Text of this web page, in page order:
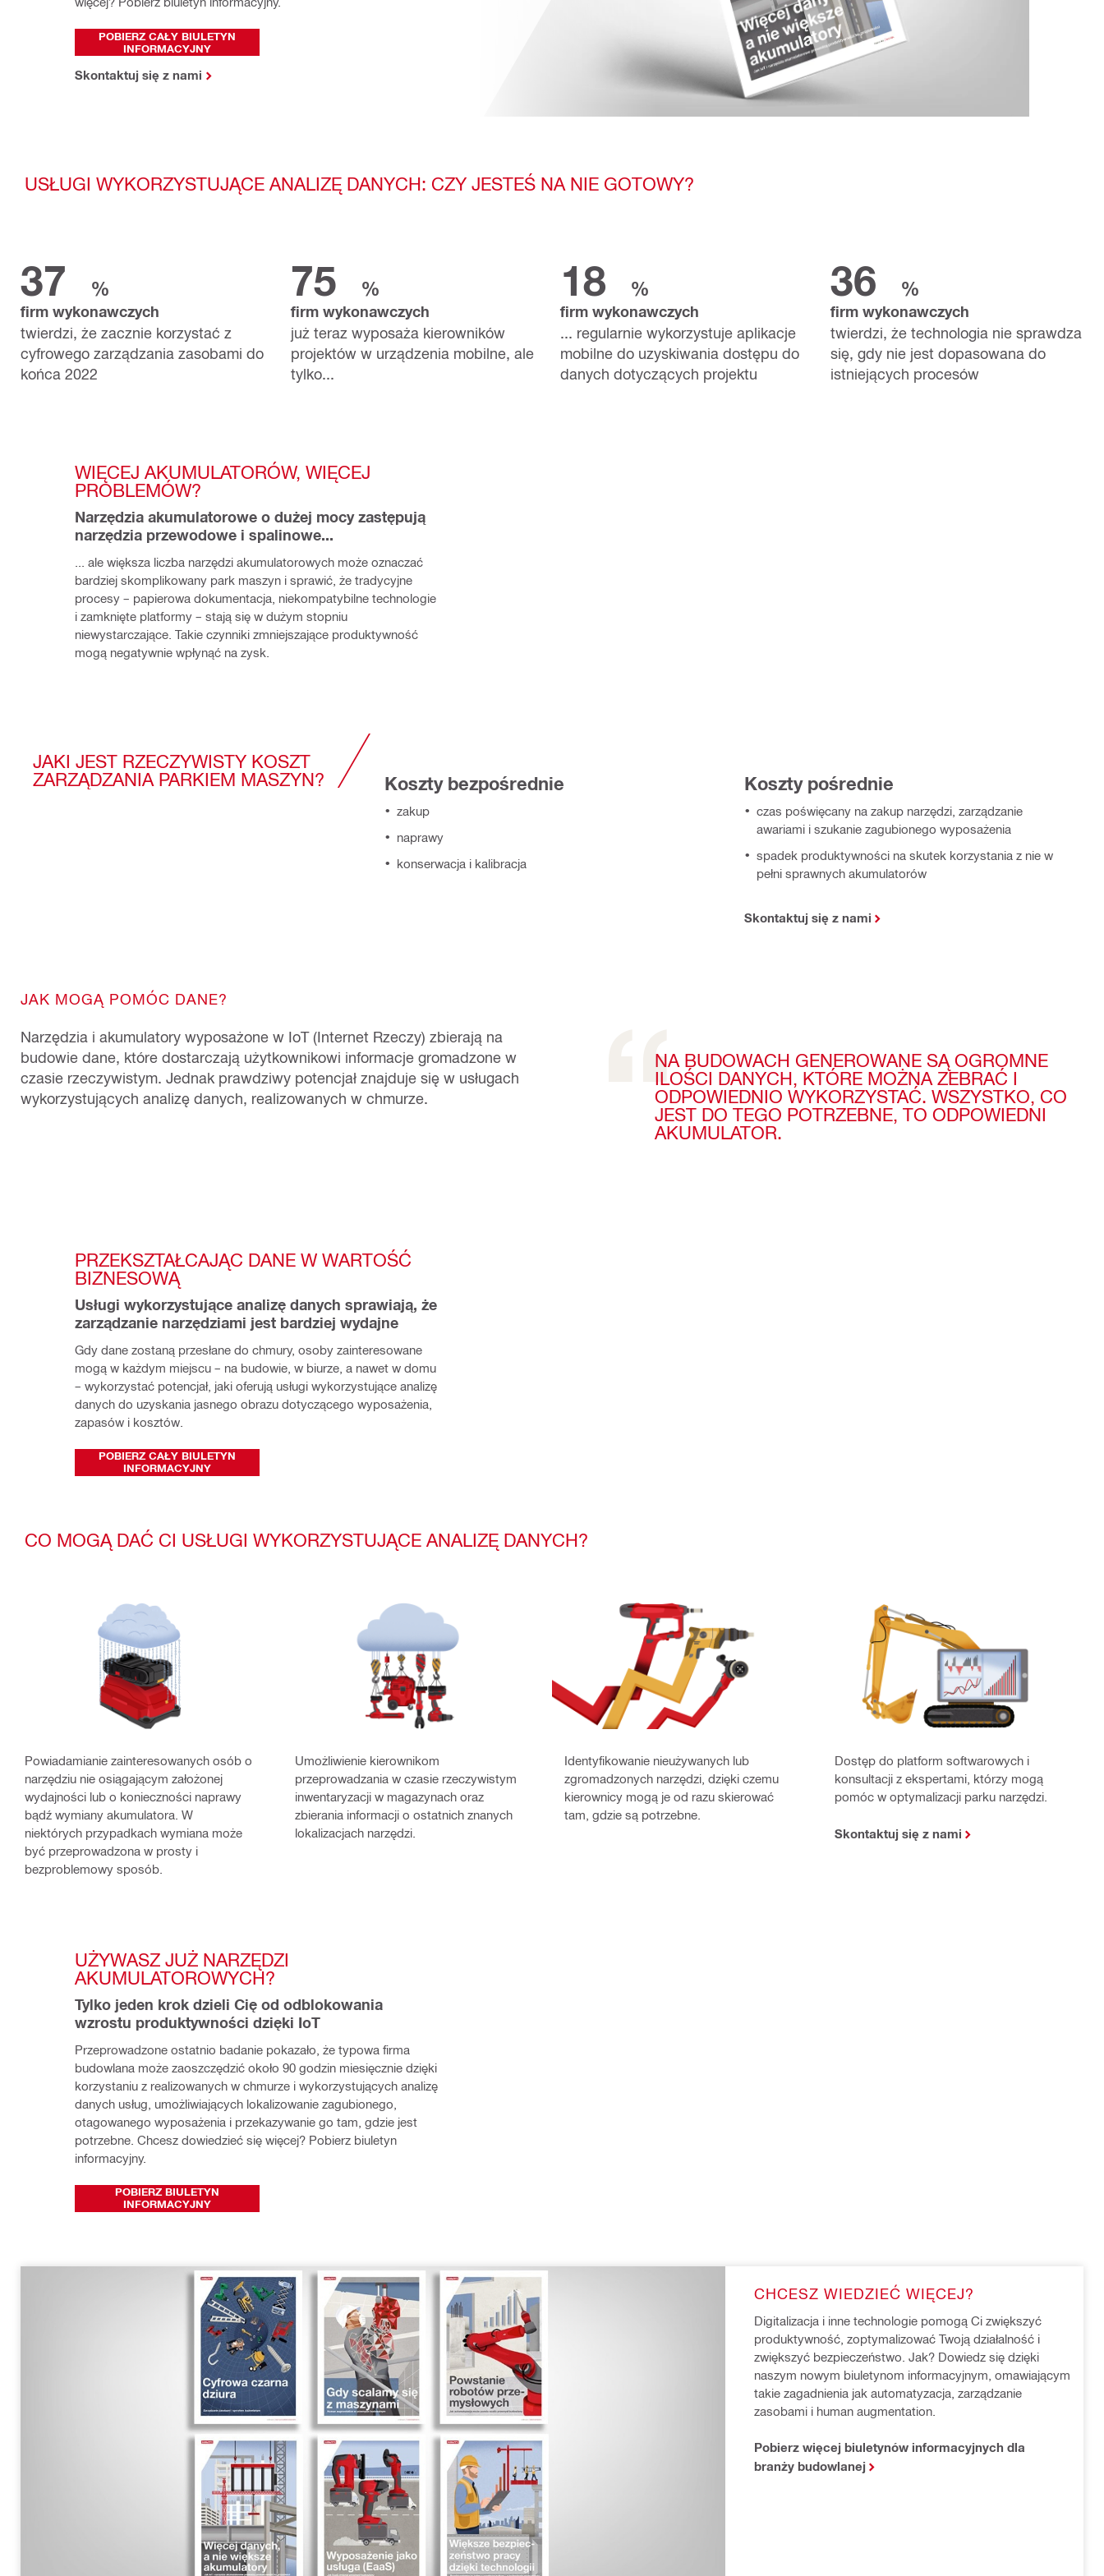
POBIERZ CAŁY BIULETYN
INFORMACYJNY
Skontaktuj się z nami
USŁUGI WYKORZYSTUJĄCE ANALIZĘ DANYCH: CZY JESTEŚ NA NIE GOTOWY?
37 %
firm wykonawczych
twierdzi, że zacznie korzystać z
cyfrowego zarządzania zasobami do
końca 2022
75 %
firm wykonawczych
już teraz wyposaża kierowników
projektów w urządzenia mobilne, ale
tylko...
18 %
firm wykonawczych
... regularnie wykorzystuje aplikacje
mobilne do uzyskiwania dostępu do
danych dotyczących projektu
36 %
firm wykonawczych
twierdzi, że technologia nie sprawdza
się, gdy nie jest dopasowana do
istniejących procesów
WIĘCEJ AKUMULATORÓW, WIĘCEJ
PROBLEMÓW?
Narzędzia akumulatorowe o dużej mocy zastępują
narzędzia przewodowe i spalinowe...
... ale większa liczba narzędzi akumulatorowych może oznaczać
bardziej skomplikowany park maszyn i sprawić, że tradycyjne
procesy – papierowa dokumentacja, niekompatybilne technologie
i zamknięte platformy – stają się w dużym stopniu
niewystarczające. Takie czynniki zmniejszające produktywność
mogą negatywnie wpłynąć na zysk.
JAKI JEST RZECZYWISTY KOSZT
ZARZĄDZANIA PARKIEM MASZYN?
Koszty bezpośrednie
zakup
naprawy
konserwacja i kalibracja
Koszty pośrednie
czas poświęcany na zakup narzędzi, zarządzanie
awariami i szukanie zagubionego wyposażenia
spadek produktywności na skutek korzystania z nie w
pełni sprawnych akumulatorów
Skontaktuj się z nami
JAK MOGĄ POMÓC DANE?
NA BUDOWACH GENEROWANE SĄ OGROMNE
ILOŚCI DANYCH, KTÓRE MOŻNA ZEBRAĆ I
ODPOWIEDNIO WYKORZYSTAĆ. WSZYSTKO, CO
JEST DO TEGO POTRZEBNE, TO ODPOWIEDNI
AKUMULATOR.
Narzędzia i akumulatory wyposażone w IoT (Internet Rzeczy) zbierają na
budowie dane, które dostarczają użytkownikowi informacje gromadzone w
czasie rzeczywistym. Jednak prawdziwy potencjał znajduje się w usługach
wykorzystujących analizę danych, realizowanych w chmurze.
PRZEKSZTAŁCAJĄC DANE W WARTOŚĆ
BIZNESOWĄ
Usługi wykorzystujące analizę danych sprawiają, że
zarządzanie narzędziami jest bardziej wydajne
Gdy dane zostaną przesłane do chmury, osoby zainteresowane
mogą w każdym miejscu – na budowie, w biurze, a nawet w domu
– wykorzystać potencjał, jaki oferują usługi wykorzystujące analizę
danych do uzyskania jasnego obrazu dotyczącego wyposażenia,
zapasów i kosztów.
POBIERZ CAŁY BIULETYN
INFORMACYJNY
CO MOGĄ DAĆ CI USŁUGI WYKORZYSTUJĄCE ANALIZĘ DANYCH?
Powiadamianie zainteresowanych osób o
narzędziu nie osiągającym założonej
wydajności lub o konieczności naprawy
bądź wymiany akumulatora. W
niektórych przypadkach wymiana może
być przeprowadzona w prosty i
bezproblemowy sposób.
Umożliwienie kierownikom
przeprowadzania w czasie rzeczywistym
inwentaryzacji w magazynach oraz
zbierania informacji o ostatnich znanych
lokalizacjach narzędzi.
Identyfikowanie nieużywanych lub
zgromadzonych narzędzi, dzięki czemu
kierownicy mogą je od razu skierować
tam, gdzie są potrzebne.
Dostęp do platform softwarowych i
konsultacji z ekspertami, którzy mogą
pomóc w optymalizacji parku narzędzi.
Skontaktuj się z nami
UŻYWASZ JUŻ NARZĘDZI
AKUMULATOROWYCH?
Tylko jeden krok dzieli Cię od odblokowania
wzrostu produktywności dzięki IoT
Przeprowadzone ostatnio badanie pokazało, że typowa firma
budowlana może zaoszczędzić około 90 godzin miesięcznie dzięki
korzystaniu z realizowanych w chmurze i wykorzystujących analizę
danych usług, umożliwiających lokalizowanie zagubionego,
otagowanego wyposażenia i przekazywanie go tam, gdzie jest
potrzebne. Chcesz dowiedzieć się więcej? Pobierz biuletyn
informacyjny.
POBIERZ BIULETYN
INFORMACYJNY
CHCESZ WIEDZIEĆ WIĘCEJ?
Digitalizacja i inne technologie pomogą Ci zwiększyć
produktywność, zoptymalizować Twoją działalność i
zwiększyć bezpieczeństwo. Jak? Dowiedz się dzięki
naszym nowym biuletynom informacyjnym, omawiającym
takie zagadnienia jak automatyzacja, zarządzanie
zasobami i human augmentation.
Pobierz więcej biuletynów informacyjnych dla
branży budowlanej